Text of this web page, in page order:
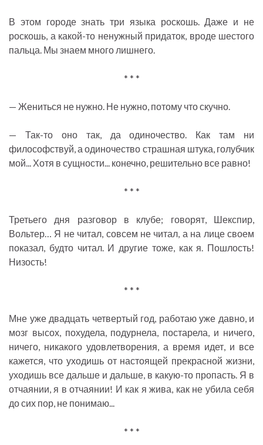
В этом городе знать три языка роскошь. Даже и не
роскошь, а какой-то ненужный придаток, вроде шестого
пальца. Мы знаем много лишнего.
* * *
— Жениться не нужно. Не нужно, потому что скучно.
— Так-то оно так, да одиночество. Как там ни
философствуй, а одиночество страшная штука, голубчик
мой... Хотя в сущности... конечно, решительно все равно!
* * *
Третьего дня разговор в клубе; говорят, Шекспир,
Вольтер… Я не читал, совсем не читал, а на лице своем
показал, будто читал. И другие тоже, как я. Пошлость!
Низость!
* * *
Мне уже двадцать четвертый год, работаю уже давно, и
мозг высох, похудела, подурнела, постарела, и ничего,
ничего, никакого удовлетворения, а время идет, и все
кажется, что уходишь от настоящей прекрасной жизни,
уходишь все дальше и дальше, в какую-то пропасть. Я в
отчаянии, я в отчаянии! И как я жива, как не убила себя
до сих пор, не понимаю...
* * *